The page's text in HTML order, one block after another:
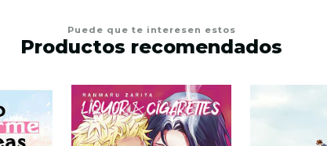
Puede que te interesen estos
Productos recomendados